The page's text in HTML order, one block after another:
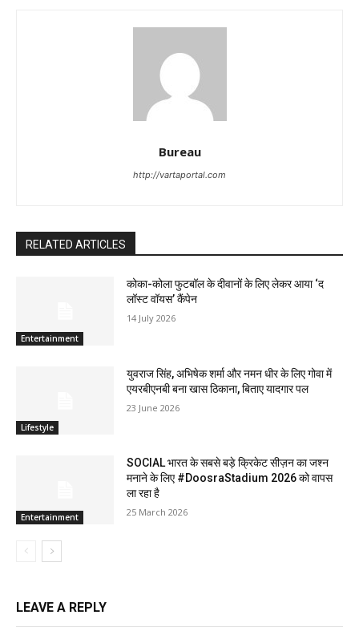
Bureau
http://vartaportal.com
RELATED ARTICLES
Entertainment
कोका-कोला फुटबॉल के दीवानों के लिए लेकर आया ‘द
लॉस्‍ट वॉयस’ कैंपेन
14 July 2026
Lifestyle
युवराज सिंह, अभिषेक शर्मा और नमन धीर के लिए गोवा में
एयरबीएनबी बना खास ठिकाना, बिताए यादगार पल
23 June 2026
Entertainment
SOCIAL भारत के सबसे बड़े क्रिकेट सीज़न का जश्न
मनाने के लिए #DoosraStadium 2026 को वापस
ला रहा है
25 March 2026
LEAVE A REPLY